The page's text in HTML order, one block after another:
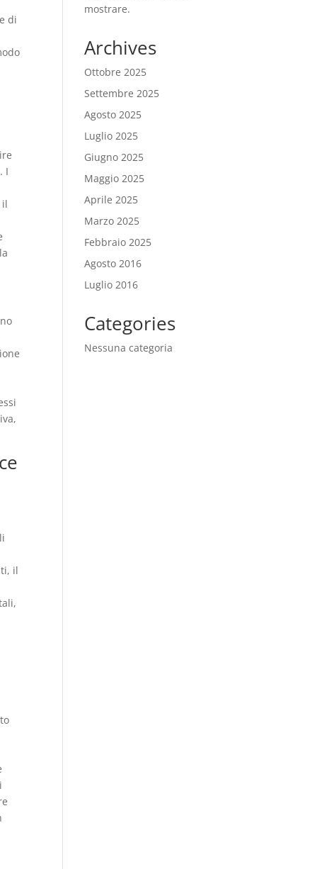
di
I
il
il
mostrare.
Archives
Ottobre 2025
Settembre 2025
Agosto 2025
Luglio 2025
Giugno 2025
Maggio 2025
Aprile 2025
Marzo 2025
Febbraio 2025
Agosto 2016
Luglio 2016
Categories
Nessuna categoria